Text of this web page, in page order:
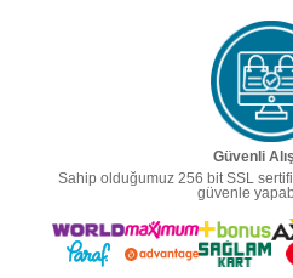
Güvenli
Sahip olduğumuz 256 bit SSL
güvenle